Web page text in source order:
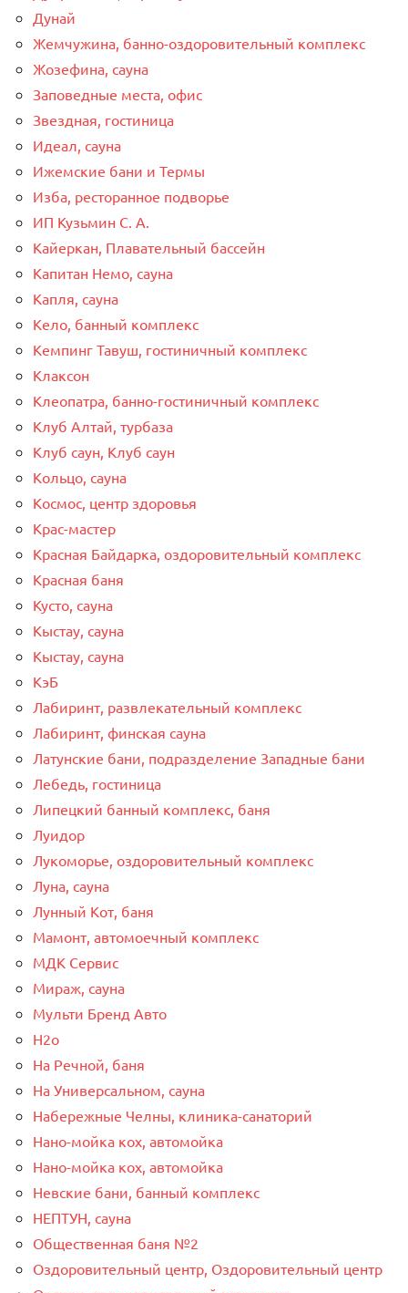
Дунай
Жемчужина, банно-оздоровительный комплекс
Жозефина, сауна
Заповедные места, офис
Звездная, гостиница
Идеал, сауна
Ижемские бани и Термы
Изба, ресторанное подворье
ИП Кузьмин С. А.
Кайеркан, Плавательный бассейн
Капитан Немо, сауна
Капля, сауна
Кело, банный комплекс
Кемпинг Тавуш, гостиничный комплекс
Клаксон
Клеопатра, банно-гостиничный комплекс
Клуб Алтай, турбаза
Клуб саун, Клуб саун
Кольцо, сауна
Космос, центр здоровья
Крас-мастер
Красная Байдарка, оздоровительный комплекс
Красная баня
Кусто, сауна
Кыстау, сауна
Кыстау, сауна
КэБ
Лабиринт, развлекательный комплекс
Лабиринт, финская сауна
Латунские бани, подразделение Западные бани
Лебедь, гостиница
Липецкий банный комплекс, баня
Луидор
Лукоморье, оздоровительный комплекс
Луна, сауна
Лунный Кот, баня
Мамонт, автомоечный комплекс
МДК Сервис
Мираж, сауна
Мульти Бренд Авто
Н2о
На Речной, баня
На Универсальном, сауна
Набережные Челны, клиника-санаторий
Нано-мойка кох, автомойка
Нано-мойка кох, автомойка
Невские бани, банный комплекс
НЕПТУН, сауна
Общественная баня №2
Оздоровительный центр, Оздоровительный центр